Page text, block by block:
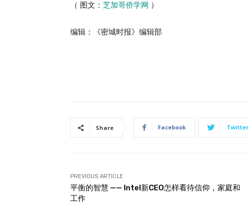
（ 图文： 芝加哥侨学网 ）
编辑：《密城时报》编辑部
Share Facebook Twitter
PREVIOUS ARTICLE
平衡的智慧 —— Intel新CEO怎样看待信仰，家庭和
工作